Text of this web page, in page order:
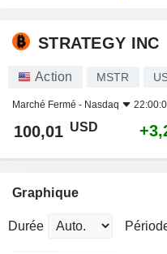
STRATEGY INC
Action MSTR
Marché Fermé - Nasdaq
100,01 USD
Graphique
Durée